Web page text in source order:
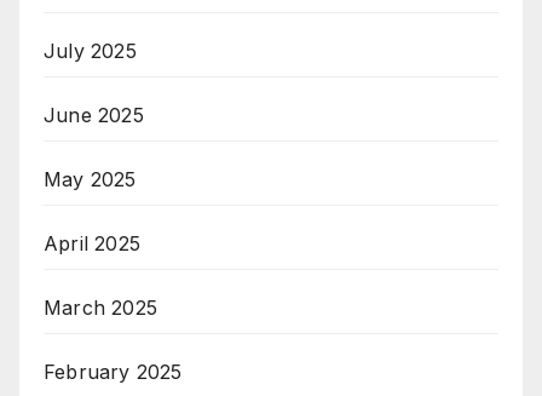
July 2025
June 2025
May 2025
April 2025
March 2025
February 2025